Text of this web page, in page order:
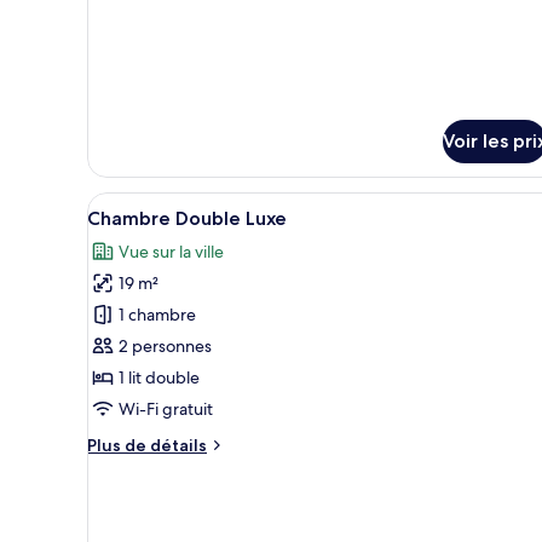
Voir les
Afficher
toutes
les
photos
pour
ce
type
de
chambre :
Chambre
Une chambre d’hôtel
9
Chambre Double Luxe
Vue sur la ville
19 m²
1 chambre
2 personnes
1 lit double
Wi-Fi gratuit
Plus de détails
Plus